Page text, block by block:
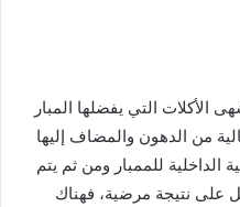
الأكلات التي يفضلها المبار
من الدهون والمضاف إليها
الداخلية للممبار ومن ثم يتم
نتيجة مرضية، فهناك